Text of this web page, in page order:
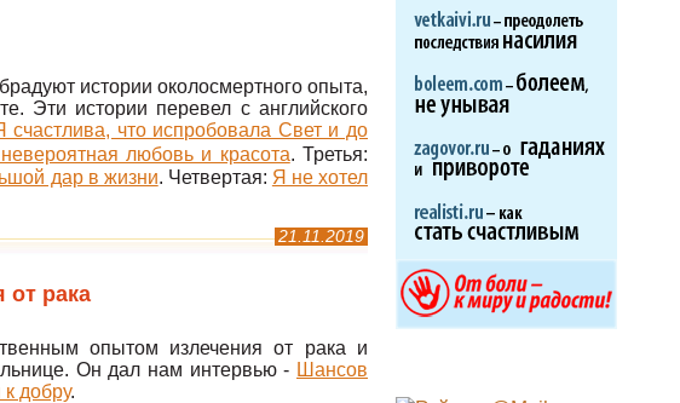
истории околосмертного опыта,
Эти истории перевел с английского
счастлива, что испробовала Свет и до
любовь и красота. Третья:
дар в жизни. Четвертая: Я не хотел
21.11.2019
от рака
опытом излечения от рака и
Он дал нам интервью - Шансов
добру.